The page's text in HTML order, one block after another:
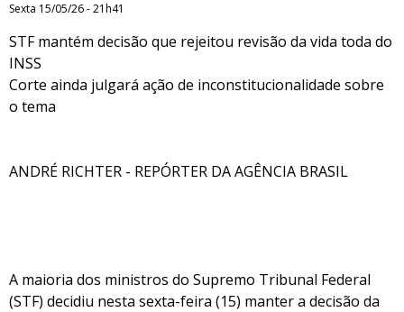
Sexta 15/05/26 - 21h41
STF mantém decisão que rejeitou revisão da vida toda do
INSS
Corte ainda julgará ação de inconstitucionalidade sobre
o tema
ANDRÉ RICHTER - REPÓRTER DA AGÊNCIA BRASIL
A maioria dos ministros do Supremo Tribunal Federal
(STF) decidiu nesta sexta-feira (15) manter a decisão da